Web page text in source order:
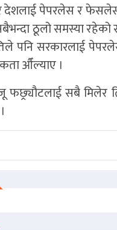
देशलाई पेपरलेस र
ठूलो समस्या
पनि सरकारलाई
औँल्याए ।
सबै मिलेर